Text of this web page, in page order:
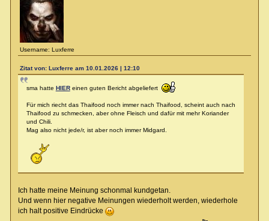
Username: Luxferre
Zitat von: Luxferre am 10.01.2026 | 12:10
sma hatte HIEReinen guten Bericht abgeliefert
Für mich riecht das Thaifood noch immer nach Thaifood, scheint auch nach
Thaifood zu schmecken, aber ohne Fleisch und dafür mit mehr Koriander
und Chili.
Mag also nicht jede/r, ist aber noch immer Midgard.
Ich hatte meine Meinung schonmal kundgetan.
Und wenn hier negative Meinungen wiederholt werden, wiederhole
ich halt positive Eindrücke